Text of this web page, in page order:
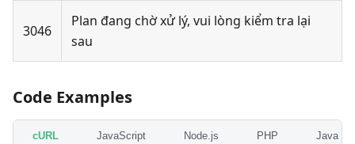
3046
Plan đang chờ xử lý, vui lòng kiểm tra lại
sau
Code Examples
cURL JavaScript Node.js PHP Java